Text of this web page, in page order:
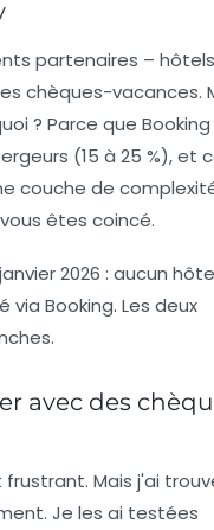
partenaires –
chèques-vacances.
? Parce que Booking
(15 à 25 %), et
couche de
êtes coincé.
2026 : aucun
Booking. Les deux
avec des
frustrant. Mais j'ai
Je les ai testées